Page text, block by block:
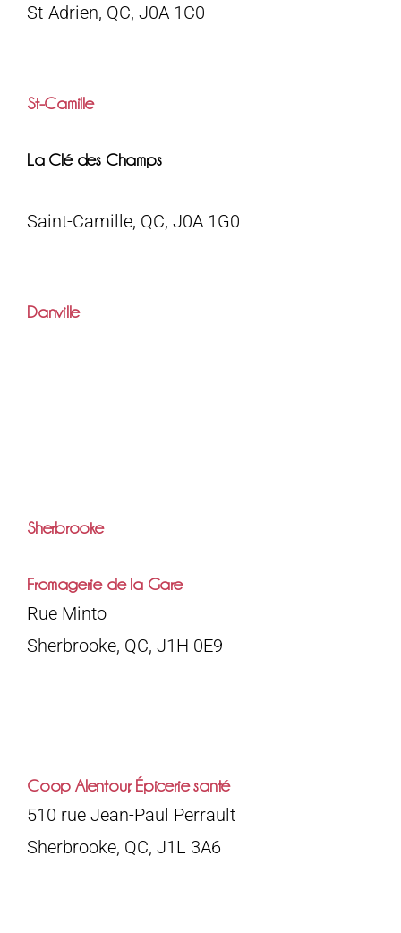
St-Adrien, QC, J0A 1C0
St-Camille
La Clé des Champs
Saint-Camille, QC, J0A 1G0
Danville
Sherbrooke
Fromagerie de la Gare
Rue Minto
Sherbrooke, QC, J1H 0E9
Coop Alentour, Épicerie santé
510 ​rue Jean-Paul Perrault
Sherbrooke, QC, J1L 3A6